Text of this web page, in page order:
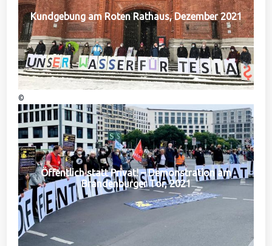
Kundgebung am Roten Rathaus, Dezember 2021
©
Öffentlich statt Privat! – Demonstration am
Brandenburger Tor, 2021